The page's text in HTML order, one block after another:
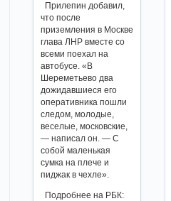
Прилепин добавил,
что после
приземления в Москве
глава ЛНР вместе со
всеми поехал на
автобусе. ​«В
Шереметьево два
дожидавшиеся его
оперативника пошли
следом, молодые,
веселые, московские,
— написал он. — С
собой маленькая
сумка на плече и
пиджак в чехле».
Подробнее на РБК: